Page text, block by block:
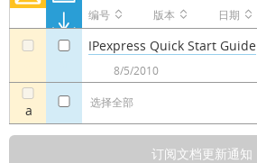
编号 版本 日期
a 选择全部
IPexpress Quick Start Guide
8/5/2010